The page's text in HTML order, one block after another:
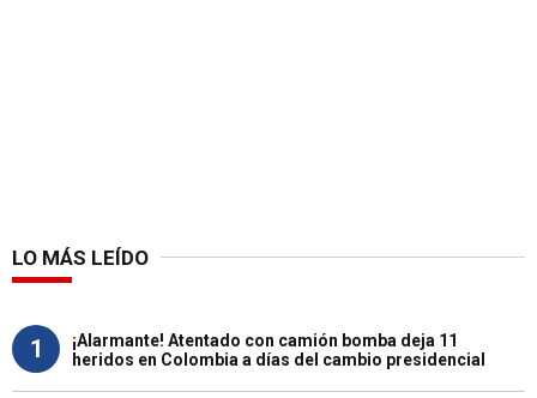
LO MÁS LEÍDO
1
¡Alarmante! Atentado con camión bomba deja 11
heridos en Colombia a días del cambio presidencial